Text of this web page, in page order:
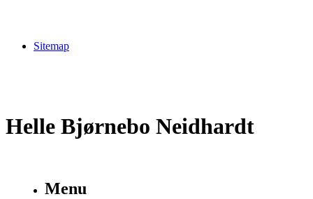
Sitemap
Helle Bjørnebo Neidhardt
Menu